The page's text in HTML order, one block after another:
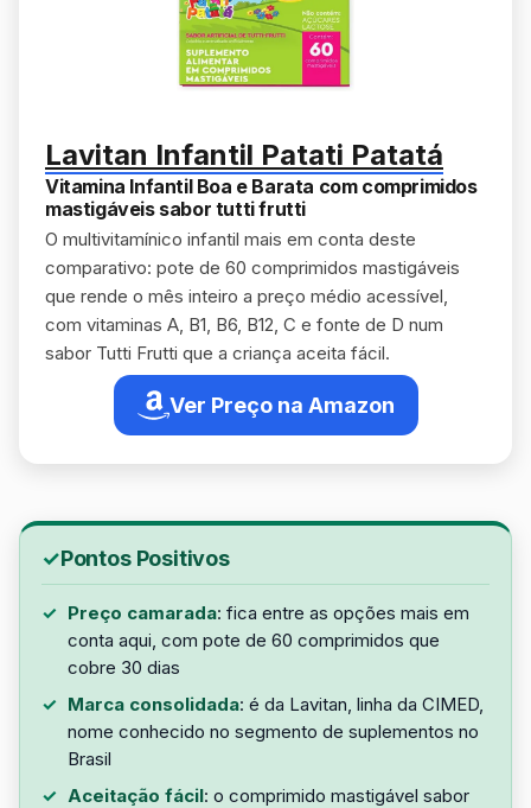
Lavitan Infantil Patati Patatá
Vitamina Infantil Boa e Barata com comprimidos
mastigáveis sabor tutti frutti
O multivitamínico infantil mais em conta deste
comparativo: pote de 60 comprimidos mastigáveis
que rende o mês inteiro a preço médio acessível,
com vitaminas A, B1, B6, B12, C e fonte de D num
sabor Tutti Frutti que a criança aceita fácil.
Ver Preço na Amazon
Pontos Positivos
Preço camarada: fica entre as opções mais em
conta aqui, com pote de 60 comprimidos que
cobre 30 dias
Marca consolidada: é da Lavitan, linha da CIMED,
nome conhecido no segmento de suplementos no
Brasil
Aceitação fácil: o comprimido mastigável sabor